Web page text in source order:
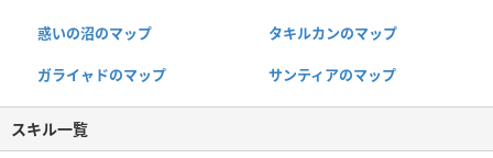
惑いの沼のマップ タキルカンのマップ
ガライャドのマップ サンティアのマップ
スキル一覧